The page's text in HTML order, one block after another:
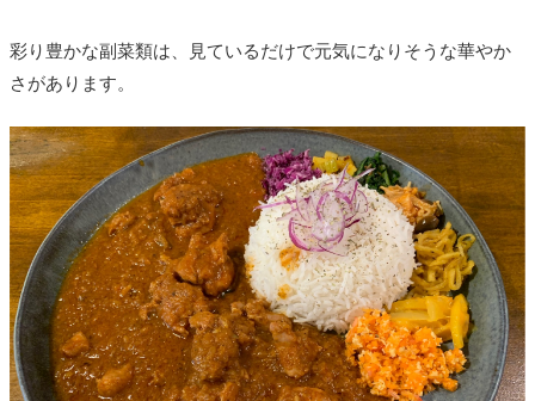
彩り豊かな副菜類は、見ているだけで元気になりそうな華やか
さがあります。